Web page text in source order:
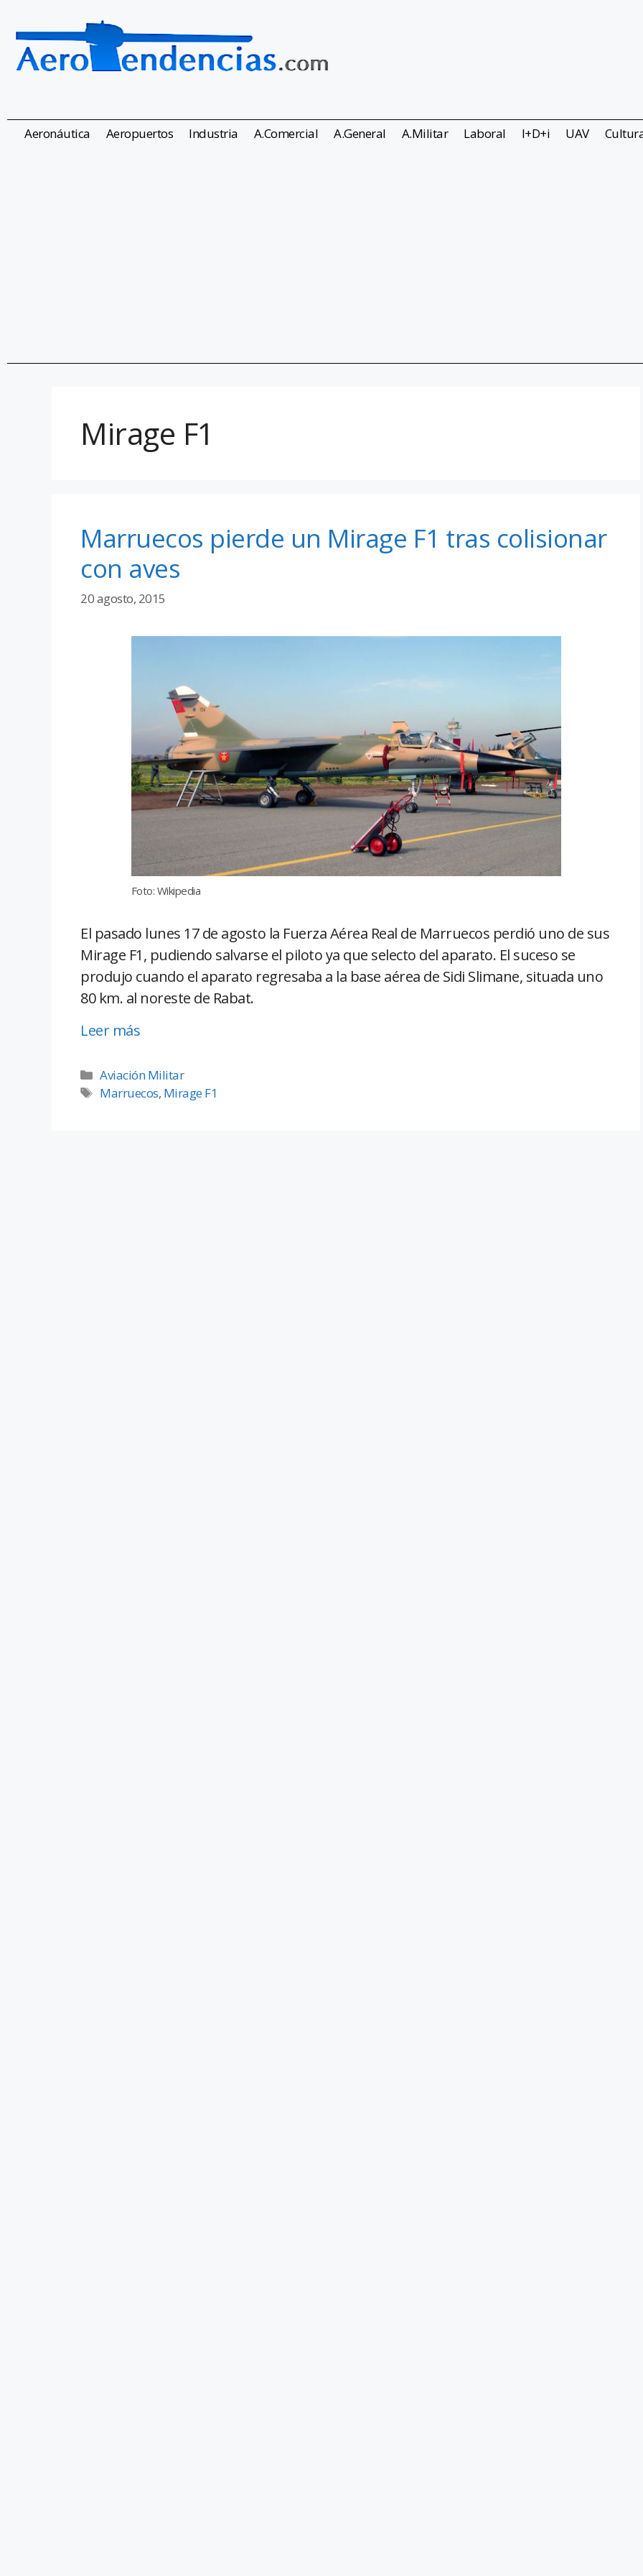
Aeronáutica Aeropuertos Industria A.Comercial A.General A.Militar Laboral I+D+i UAV
Mirage F1
Marruecos pierde un Mirage F1 tras colisionar
con aves
20 agosto, 2015
Foto: Wikipedia
El pasado lunes 17 de agosto la Fuerza Aérea Real de Marruecos perdió uno de sus
Mirage F1, pudiendo salvarse el piloto ya que selecto del aparato. El suceso se
produjo cuando el aparato regresaba a la base aérea de Sidi Slimane, situada uno
80 km. al noreste de Rabat.
Leer más
Aviación Militar
Marruecos, Mirage F1